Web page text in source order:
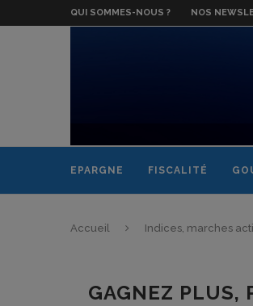
QUI SOMMES-NOUS ? NOS
EPARGNE FISCALITÉ
Accueil Indices, marches
GAGNEZ PLUS,